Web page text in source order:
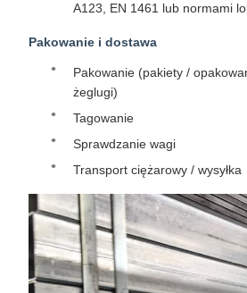
A123, EN 1461 lub normami
Pakowanie i dostawa
Pakowanie (pakiety /
żeglugi)
Tagowanie
Sprawdzanie wagi
Transport ciężarowy / wysyłka